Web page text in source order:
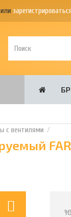
или
с вентилями